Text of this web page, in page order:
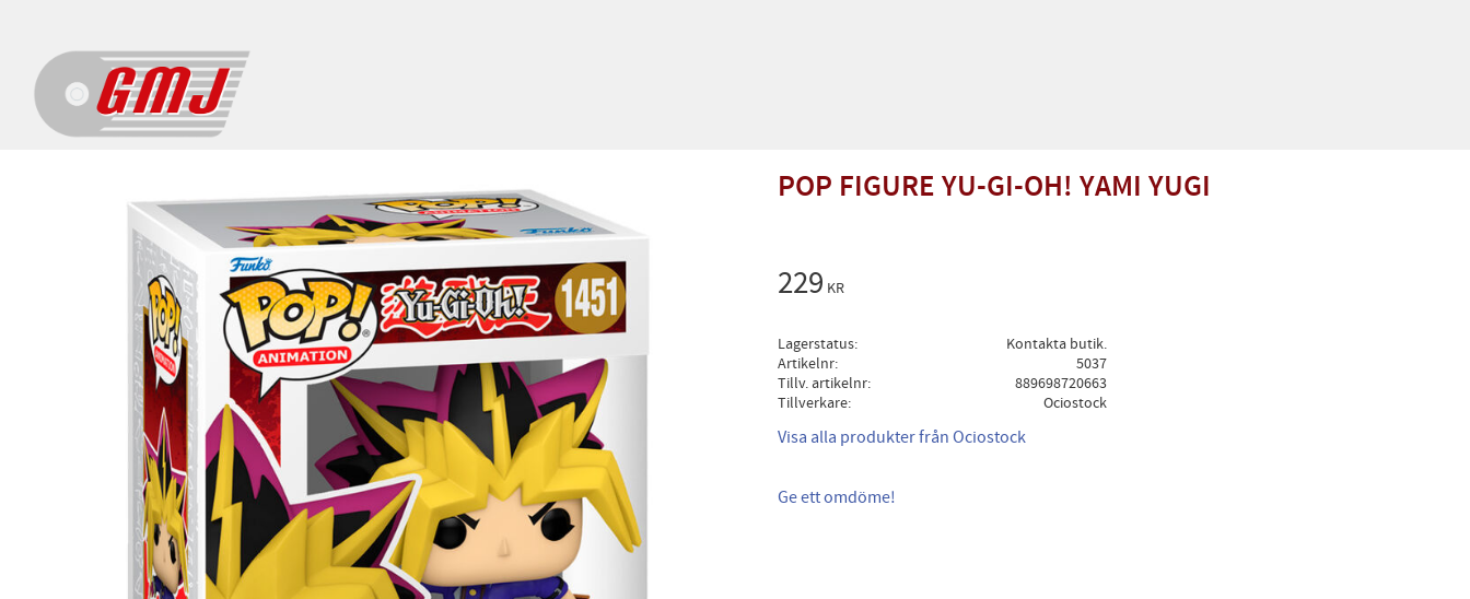
POP FIGURE YU-GI-OH! YAMI YUGI
229 KR
Lagerstatus
Kontakta butik.
Artikelnr
5037
Tillv. artikelnr
889698720663
Tillverkare
Ociostock
Visa alla produkter från Ociostock
Ge ett omdöme!